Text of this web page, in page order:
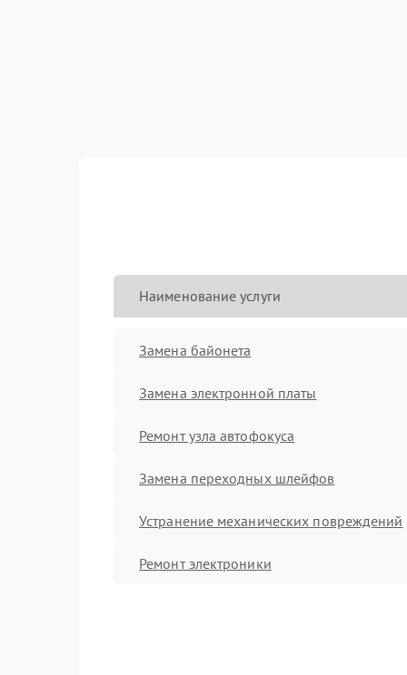
Наименование услуги
Замена байонета
Замена электронной платы
Ремонт узла автофокуса
Замена переходных шлейфов
Устранение механических повреждений
Ремонт электроники